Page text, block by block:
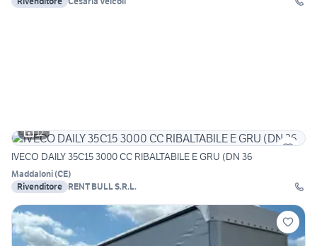
12
IVECO DAILY 35C15 3000 CC RIBALTABILE E GRU (DN 36
Maddaloni(CE)
Rivenditore RENT BULL S.R.L.